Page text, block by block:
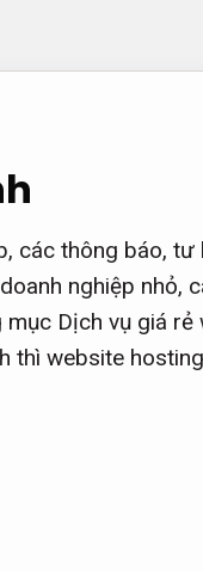
các thông báo, tư
nghiệp nhỏ,
Dịch vụ giá
thì website